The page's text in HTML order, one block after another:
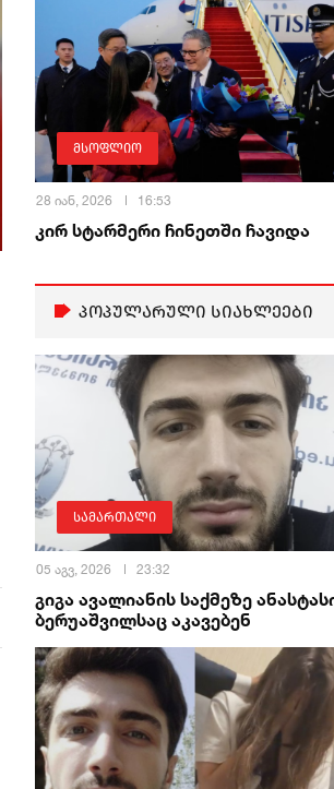
მსოფლიო
28 იან, 2026 16:53
კირ სტარმერი ჩინეთში ჩავიდა
პოპულარული სიახლეები
სამართალი
05 აგვ, 2026 23:32
გიგა ავალიანის საქმეზე
ბერუაშვილსაც აკავებენ